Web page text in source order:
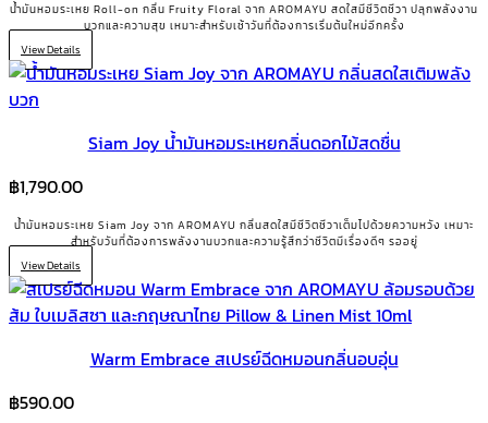
น้ำมันหอมระเหย Roll-on กลิ่น Fruity Floral จาก AROMAYU สดใสมีชีวิตชีวา ปลุกพลังงาน
บวกและความสุข เหมาะสำหรับเช้าวันที่ต้องการเริ่มต้นใหม่อีกครั้ง
View Details
Siam Joy น้ำมันหอมระเหยกลิ่นดอกไม้สดชื่น
฿1,790.00
น้ำมันหอมระเหย Siam Joy จาก AROMAYU กลิ่นสดใสมีชีวิตชีวาเต็มไปด้วยความหวัง เหมาะ
สำหรับวันที่ต้องการพลังงานบวกและความรู้สึกว่าชีวิตมีเรื่องดีๆ รออยู่
View Details
Warm Embrace สเปรย์ฉีดหมอนกลิ่นอบอุ่น
฿590.00